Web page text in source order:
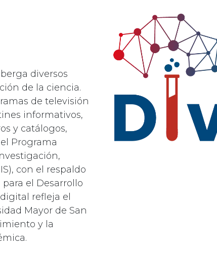
diversos
de la ciencia.
de televisión
informativos,
y catálogos,
Programa
con el respaldo
el Desarrollo
refleja el
Mayor de San
y la